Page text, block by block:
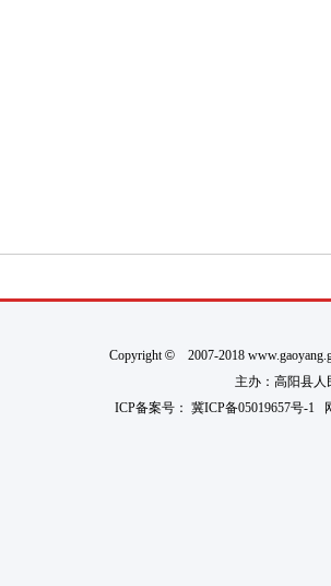
Copyright©2007-2018
主办：高阳县人
ICP备案号： 冀ICP备05019657号-1网